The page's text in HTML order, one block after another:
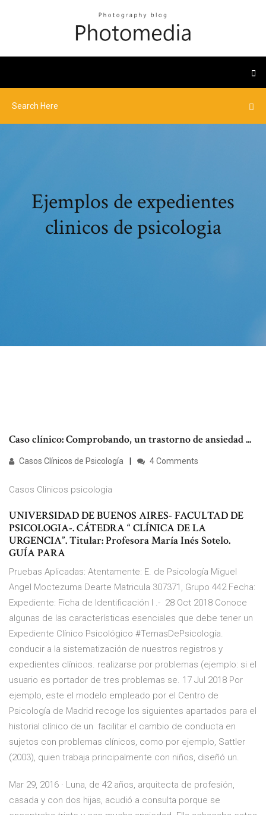
Ejemplos de expedientes
clinicos de psicologia
Caso clínico: Comprobando, un trastorno de ansiedad ...
Casos Clínicos de Psicología 4 Comments
Casos Clinicos psicologia
UNIVERSIDAD DE BUENOS AIRES- FACULTAD DE
PSICOLOGIA-. CÁTEDRA “ CLÍNICA DE LA
URGENCIA”. Titular: Profesora María Inés Sotelo.
GUÍA PARA
Pruebas Aplicadas: Atentamente: E. de Psicología Miguel
Angel Moctezuma Dearte Matricula 307371, Grupo 442 Fecha:
Expediente: Ficha de Identificación I .- 28 Oct 2018 Conoce
algunas de las características esenciales que debe tener un
Expediente Clínico Psicológico #TemasDePsicología.
conducir a la sistematización de nuestros registros y
expedientes clínicos. realizarse por problemas (ejemplo: si el
usuario es portador de tres problemas se. 17 Jul 2018 Por
ejemplo, este el modelo empleado por el Centro de
Psicología de Madrid recoge los siguientes apartados para el
historial clínico de un facilitar el cambio de conducta en
sujetos con problemas clínicos, como por ejemplo, Sattler
(2003), quien trabaja principalmente con niños, diseñó un.
Mar 29, 2016 · Luna, de 42 años, arquitecta de profesión,
casada y con dos hijas, acudió a consulta porque se